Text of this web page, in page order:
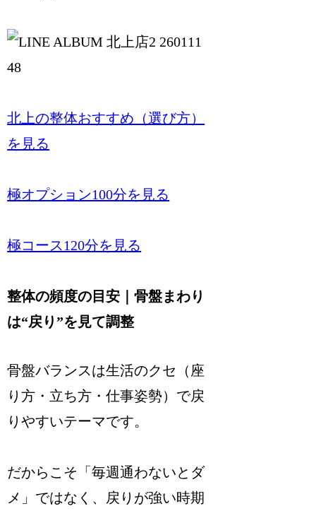
北上の整体おすすめ（選び方）
を見る
極オプション100分を見る
極コース120分を見る
整体の頻度の目安｜骨盤まわり
は“戻り”を見て調整
骨盤バランスは生活のクセ（座
り方・立ち方・仕事姿勢）で戻
りやすいテーマです。
だからこそ「毎週通わないとダ
メ」ではなく、戻りが強い時期